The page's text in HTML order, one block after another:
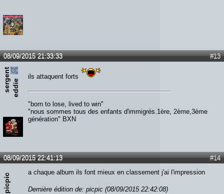
#13
08/09/2015 21:33:33
s
e
rg
e
n
t
e
d
d
ie
ils attaquent forts
"born to lose, lived to win"
"nous sommes tous des enfants d'immigrés.1ère, 2ème,3ème
génération" BXN
#14
08/09/2015 22:41:13
picpic
a chaque album ils font mieux en classement j'ai l'impression
Dernière édition de: picpic (08/09/2015 22:42:08)